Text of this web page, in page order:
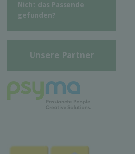
Nicht das Passende
gefunden?
Unsere Partner